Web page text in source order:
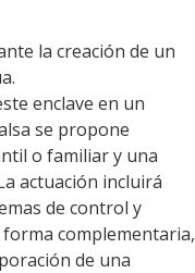
la creación de un
enclave en un
se propone
o familiar y una
actuación incluirá
de control y
complementaria,
de una